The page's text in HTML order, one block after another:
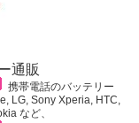
通販
携帯電話のバッテリー
LG, Sony Xperia, HTC,
など、